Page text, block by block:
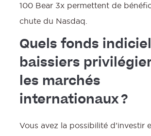
100 Bear 3x permettent de
chute du Nasdaq.
Quels fonds
baissiers
les marchés
internationaux ?
Vous avez la possibilité d’investir